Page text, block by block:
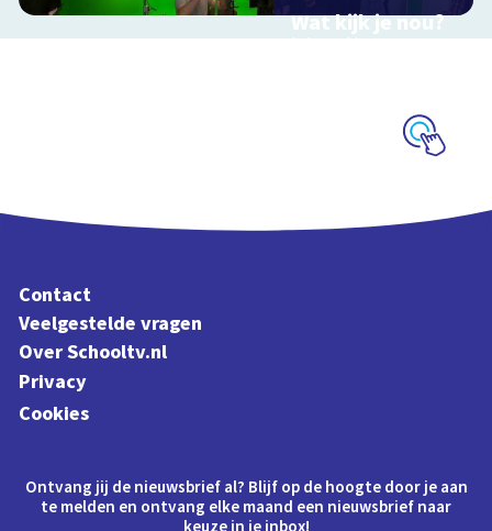
Wat kijk je nou?
Interactieve
Contact
Veelgestelde vragen
Over Schooltv.nl
Privacy
Cookies
Ontvang jij de nieuwsbrief al? Blijf op de hoogte door je aan
te melden en ontvang elke maand een nieuwsbrief naar